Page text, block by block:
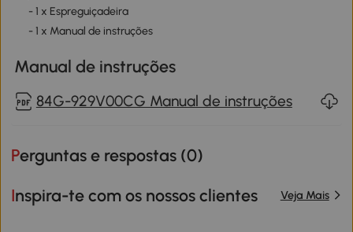
- 1 x Espreguiçadeira
- 1 x Manual de instruções
Manual de instruções
84G-929V00CG Manual de instruções
Perguntas e respostas (0)
Inspira-te com os nossos clientes Veja Mais